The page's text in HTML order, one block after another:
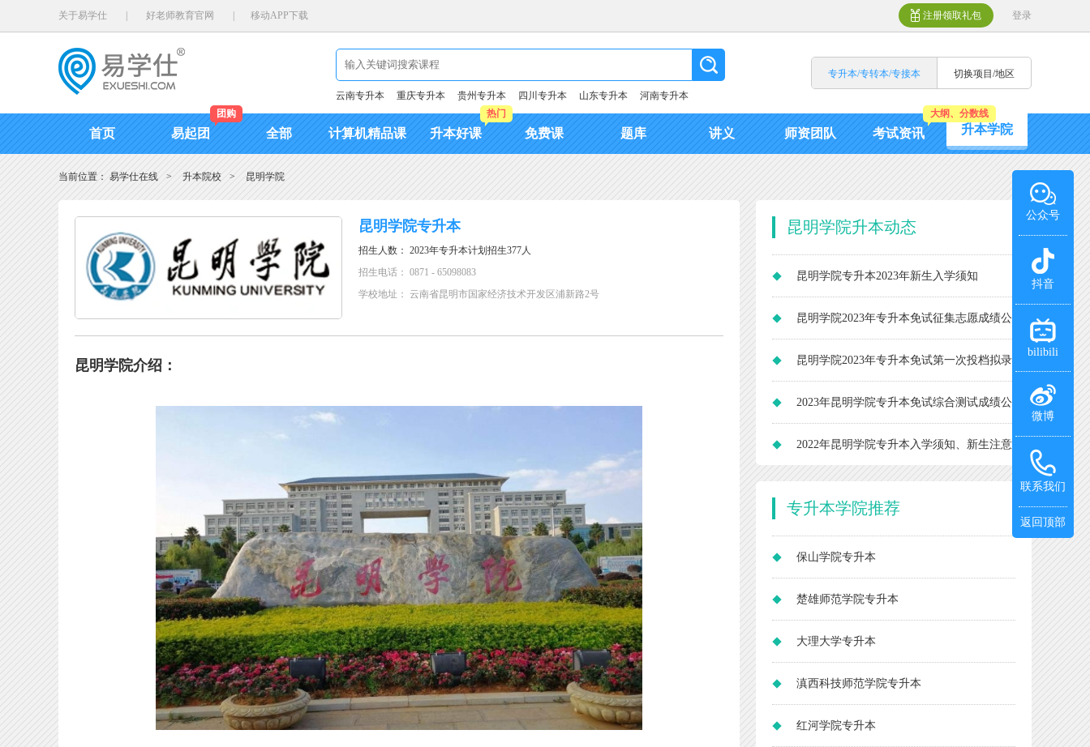
关于易学仕 好老师教育官网 移动APP下载 注册领取礼包 登录
云南专升本 重庆专升本 贵州专升本 四川专升本 山东专升本 河南专升本
专升本/专转本/专接本 切换项目/地区
首页 易起团
团购
全部 计算机精品课 升本好课
热门
免费课 题库 讲义 师资团队 考试资讯
大纲、分数线
升本学院
当前位置： 易学仕在线 > 升本院校 > 昆明学院
昆明学院专升本
招生人数： 2023年专升本计划招生377人
招生电话： 0871 - 65098083
学校地址： 云南省昆明市国家经济技术开发区浦新路2号
昆明学院介绍：
昆明学院升本动态
昆明学院专升本2023年新生入学须知
昆明学院2023年专升本免试征集志愿成绩公
示
昆明学院2023年专升本免试第一次投档拟录
取名单53人
2023年昆明学院专升本免试综合测试成绩公
布
2022年昆明学院专升本入学须知、新生注意
专升本学院推荐
保山学院专升本
楚雄师范学院专升本
大理大学专升本
滇西科技师范学院专升本
红河学院专升本
公众号
抖音
bilibili
微博
联系我们
返回顶部